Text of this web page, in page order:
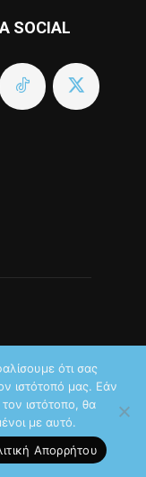
ότι σας
ιστότοπό μας. Εάν
ιστότοπο, θα
με αυτό.
Aπορρήτου